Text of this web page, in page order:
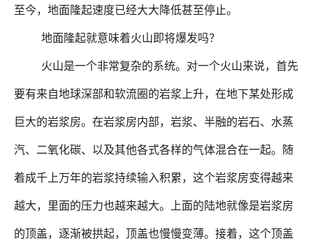
至今，地面隆起速度已经大大降低甚至停止。
地面隆起就意味着火山即将爆发吗？
火山是一个非常复杂的系统。对一个火山来说，首先
要有来自地球深部和软流圈的岩浆上升，在地下某处形成
巨大的岩浆房。在岩浆房内部，岩浆、半融的岩石、水蒸
汽、二氧化碳、以及其他各式各样的气体混合在一起。随
着成千上万年的岩浆持续输入积累，这个岩浆房变得越来
越大，里面的压力也越来越大。上面的陆地就像是岩浆房
的顶盖，逐渐被拱起，顶盖也慢慢变薄。接着，这个顶盖